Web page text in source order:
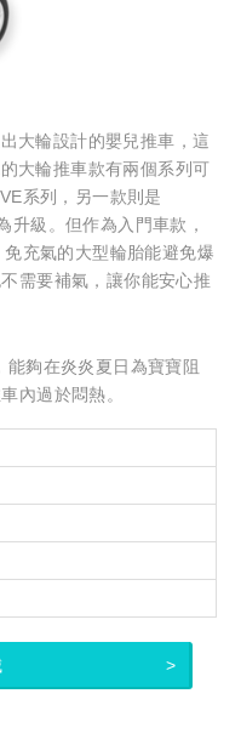
大輪設計的嬰兒推車，這
大輪推車款有兩個系列可
系列，另一款則是
升級。但作為入門車款，
充氣的大型輪胎能避免爆
需要補氣，讓你能安心推
夠在炎炎夏日為寶寶阻
內過於悶熱。